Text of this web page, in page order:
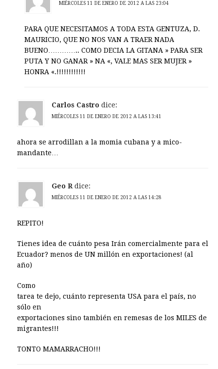
MIÉRCOLES 11 DE ENERO DE 2012 A LAS 23:04
PARA QUE NECESITAMOS A TODA ESTA GENTUZA, D.
MAURICIO, QUE NO NOS VAN A TRAER NADA
BUENO………….. COMO DECIA LA GITANA » PARA SER
PUTA Y NO GANAR » NA «, VALE MAS SER MUJER »
HONRA «.!!!!!!!!!!!!
Carlos Castro dice:
MIÉRCOLES 11 DE ENERO DE 2012 A LAS 13:41
ahora se arrodillan a la momia cubana y a mico-
mandante…
Geo R dice:
MIÉRCOLES 11 DE ENERO DE 2012 A LAS 14:28
REPITO!
Tienes idea de cuánto pesa Irán comercialmente para el
Ecuador? menos de UN millón en exportaciones! (al
año)
Como
tarea te dejo, cuánto representa USA para el país, no
sólo en
exportaciones sino también en remesas de los MILES de
migrantes!!!
TONTO MAMARRACHO!!!